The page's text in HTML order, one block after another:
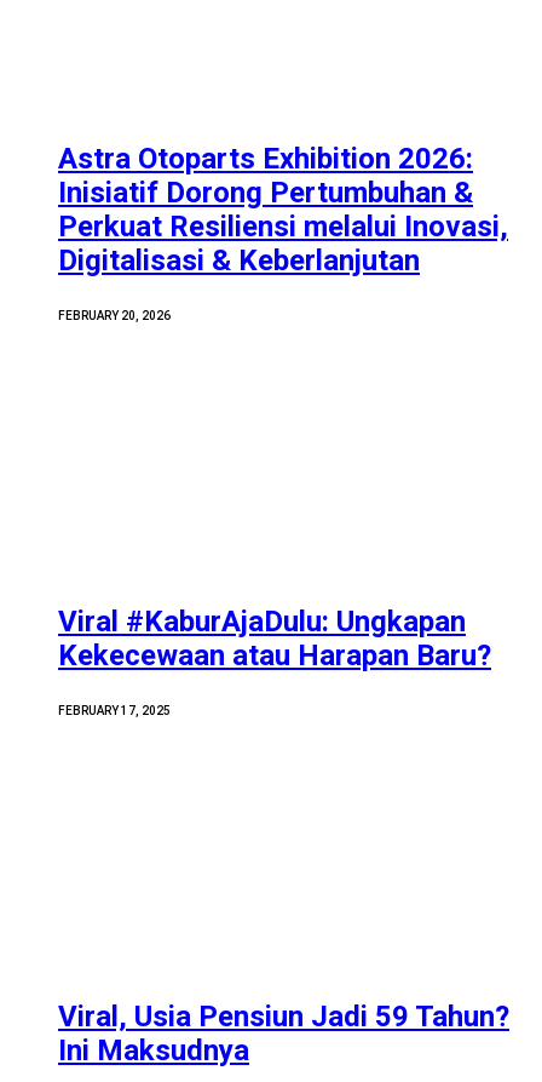
Astra Otoparts Exhibition 2026:
Inisiatif Dorong Pertumbuhan &
Perkuat Resiliensi melalui Inovasi,
Digitalisasi & Keberlanjutan
FEBRUARY 20, 2026
Viral #KaburAjaDulu: Ungkapan
Kekecewaan atau Harapan Baru?
FEBRUARY 17, 2025
Viral, Usia Pensiun Jadi 59 Tahun?
Ini Maksudnya